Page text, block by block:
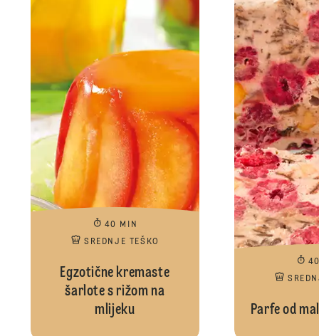
40 MIN
SREDNJE TEŠKO
Egzotične kremaste
šarlote s rižom na
mlijeku
Parfe od